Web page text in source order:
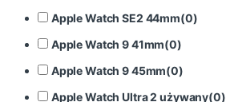
Apple Watch SE2 44mm(0)
Apple Watch 9 41mm(0)
Apple Watch 9 45mm(0)
Apple Watch Ultra 2 używany(0)